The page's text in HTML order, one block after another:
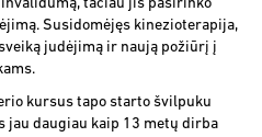
tačiau jis pasirinko
Susidomėjęs kinezioterapija,
judėjimą ir naują požiūrį į
kursus tapo starto švilpuku
jau daugiau kaip 13 metų dirba